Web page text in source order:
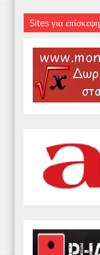
Sites για επίσκεψη